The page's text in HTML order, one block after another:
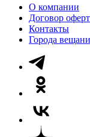
О компании
Договор
Контакты
Города